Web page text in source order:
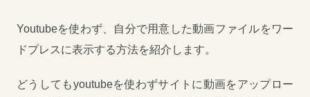
Youtubeを使わず、自分で用意した動画ファイルをワー
ドプレスに表示する方法を紹介します。
どうしてもyoutubeを使わずサイトに動画をアップロー